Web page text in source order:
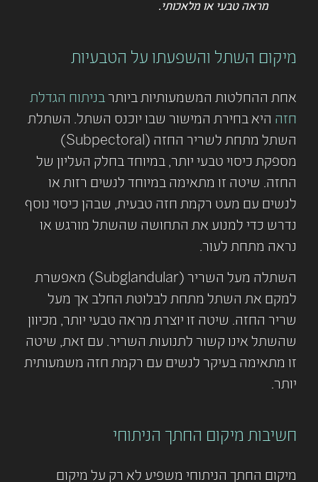
מראה טבעי או מלאכותי.
מיקום השתל והשפעתו על הטבעיות
אחת ההחלטות המשמעותיות ביותרבניתוח הגדלת
חזה היא בחירת המישור שבו יוכנס השתל. השתלת
השתל מתחת לשריר החזה (Subpectoral)
מספקת כיסוי טבעי יותר, במיוחד בחלק העליון של
החזה. שיטה זו מתאימה במיוחד לנשים רזות או
לנשים עם מעט רקמת חזה טבעית, שבהן כיסוי נוסף
נדרש כדי למנוע את התחושה שהשתל מורגש או
נראה מתחת לעור.
השתלה מעל השריר (Subglandular) מאפשרת
למקם את השתל מתחת לבלוטת החלב אך מעל
שריר החזה. שיטה זו יוצרת מראה טבעי יותר, מכיוון
שהשתל אינו קשור לתנועות השריר. עם זאת, שיטה
זו מתאימה בעיקר לנשים עם רקמת חזה משמעותית
יותר.
חשיבות מיקום החתך הניתוחי
מיקום החתך הניתוחי משפיע לא רק על מיקום